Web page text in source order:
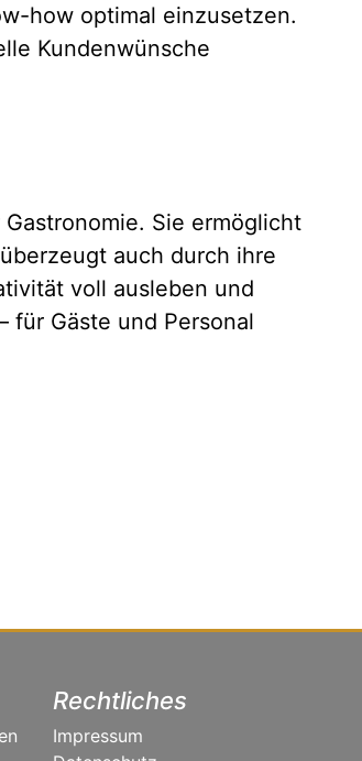
how optimal einzusetzen.
Kundenwünsche
Sie ermöglicht
auch durch ihre
voll ausleben und
für Gäste und Personal
Rechtliches
Impressum